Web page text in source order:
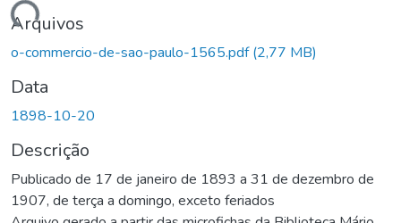
Arquivos
o-commercio-de-sao-paulo-1565.pdf(2,77 MB)
Data
1898-10-20
Descrição
Publicado de 17 de janeiro de 1893 a 31 de dezembro de
1907, de terça a domingo, exceto feriados